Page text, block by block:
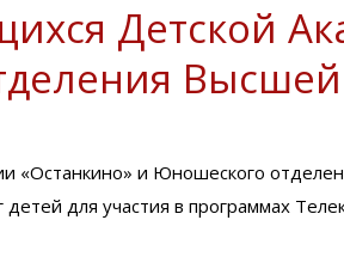
Детской
«Останкино» и Юношеского
для участия в программах